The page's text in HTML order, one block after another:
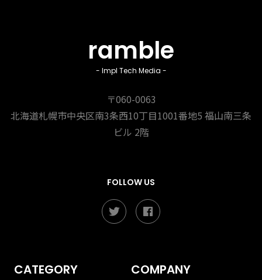
ramble
- Impl Tech Media -
〒060-0063
北海道札幌市中央区南3条西10丁目1001番地5 福山南三条
ビル 2階
FOLLOW US